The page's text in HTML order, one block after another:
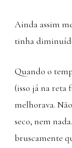
Ainda assim
tinha
Quando o
(isso já na reta
melhorava.
seco, nem
bruscamente